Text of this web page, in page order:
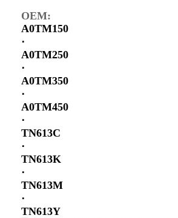
OEM:
A0TM150
⋅
A0TM250
⋅
A0TM350
⋅
A0TM450
⋅
TN613C
⋅
TN613K
⋅
TN613M
⋅
TN613Y